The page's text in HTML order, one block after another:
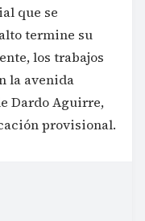
que se
termine su
los trabajos
la avenida
Dardo Aguirre,
provisional.